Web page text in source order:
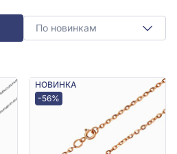
По новинкам
НОВИНКА
-56%